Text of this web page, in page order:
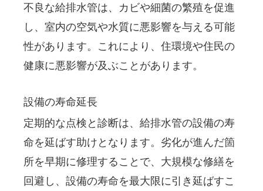
不良な給排水管は、カビや細菌の繁殖を促進
し、室内の空気や水質に悪影響を与える可能
性があります。これにより、住環境や住民の
健康に悪影響が及ぶことがあります。
設備の寿命延長
定期的な点検と診断は、給排水管の設備の寿
命を延ばす助けとなります。劣化が進んだ箇
所を早期に修理することで、大規模な修繕を
回避し、設備の寿命を最大限に引き延ばすこ